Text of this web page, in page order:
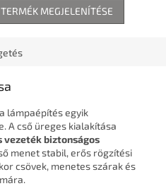
MEGJELENÍTÉSE
lámpaépítés egyik
A cső üreges kialakítása
vezeték biztonságos
menet stabil, erős rögzítési
csövek, menetes szárak és